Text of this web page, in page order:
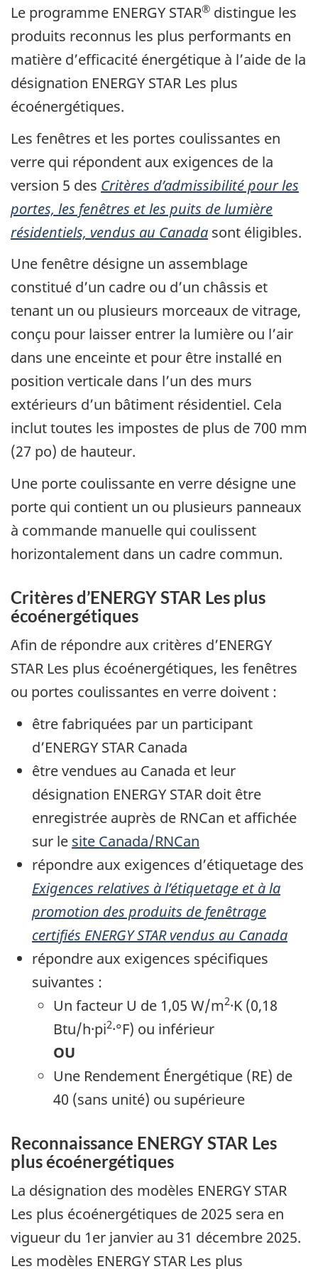
Le programme ENERGY STAR® distingue les
produits reconnus les plus performants en
matière d’efficacité énergétique à l’aide de la
désignation ENERGY STAR Les plus
écoénergétiques.
Les fenêtres et les portes coulissantes en
verre qui répondent aux exigences de la
version 5 des Critères d’admissibilité pour les
portes, les fenêtres et les puits de lumière
résidentiels, vendus au Canada sont éligibles.
Une fenêtre désigne un assemblage
constitué d’un cadre ou d’un châssis et
tenant un ou plusieurs morceaux de vitrage,
conçu pour laisser entrer la lumière ou l’air
dans une enceinte et pour être installé en
position verticale dans l’un des murs
extérieurs d’un bâtiment résidentiel. Cela
inclut toutes les impostes de plus de 700 mm
(27 po) de hauteur.
Une porte coulissante en verre désigne une
porte qui contient un ou plusieurs panneaux
à commande manuelle qui coulissent
horizontalement dans un cadre commun.
Critères d’ENERGY STAR Les plus
écoénergétiques
Afin de répondre aux critères d’ENERGY
STAR Les plus écoénergétiques, les fenêtres
ou portes coulissantes en verre doivent :
être fabriquées par un participant
d’ENERGY STAR Canada
être vendues au Canada et leur
désignation ENERGY STAR doit être
enregistrée auprès de RNCan et affichée
sur le site Canada/RNCan
répondre aux exigences d’étiquetage des
Exigences relatives à l’étiquetage et à la
promotion des produits de fenêtrage
certifiés ENERGY STAR vendus au Canada
répondre aux exigences spécifiques
suivantes :
Un facteur U de 1,05 W/m2·K (0,18
Btu/h·pi2·°F) ou inférieur
OU
Une Rendement Énergétique (RE) de
40 (sans unité) ou supérieure
Reconnaissance ENERGY STAR Les
plus écoénergétiques
La désignation des modèles ENERGY STAR
Les plus écoénergétiques de 2025 sera en
vigueur du 1er janvier au 31 décembre 2025.
Les modèles ENERGY STAR Les plus